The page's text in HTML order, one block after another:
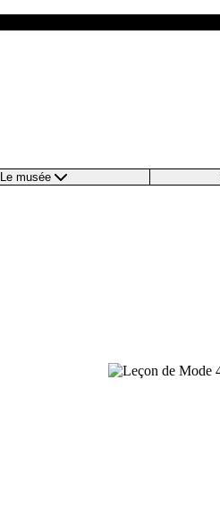
Le musée